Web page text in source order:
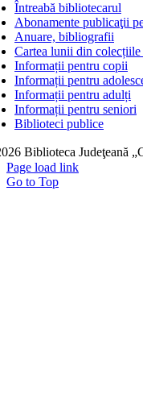
Întreabă bibliotecarul
Abonamente publicaţii
Anuare, bibliografii
Cartea lunii din colecțiile
Informații pentru copii
Informații pentru
Informații pentru adulți
Informații pentru seniori
Biblioteci publice
Biblioteca Judeţeană
Page load link
Go to Top